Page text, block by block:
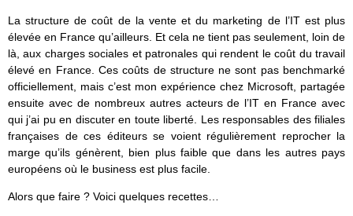
La structure de coût de la vente et du marketing de l’IT est plus
élevée en France qu’ailleurs. Et cela ne tient pas seulement, loin de
là, aux charges sociales et patronales qui rendent le coût du travail
élevé en France. Ces coûts de structure ne sont pas benchmarké
officiellement, mais c’est mon expérience chez Microsoft, partagée
ensuite avec de nombreux autres acteurs de l’IT en France avec
qui j’ai pu en discuter en toute liberté. Les responsables des filiales
françaises de ces éditeurs se voient régulièrement reprocher la
marge qu’ils génèrent, bien plus faible que dans les autres pays
européens où le business est plus facile.
Alors que faire ? Voici quelques recettes…